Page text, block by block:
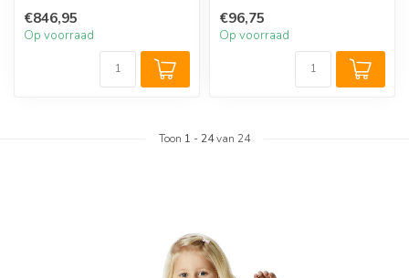
€846,95
Op voorraad
Gonge k...
€96,75
Op voorraad
Toon 1 - 24van 24